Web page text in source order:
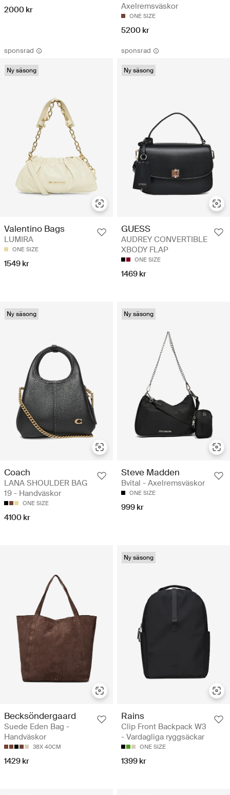
2000 kr
Axelremsväskor
ONE SIZE
5200 kr
sponsrad
Ny säsong
Valentino Bags
LUMIRA
ONE SIZE
1549 kr
sponsrad
Ny säsong
GUESS
AUDREY CONVERTIBLE
XBODY FLAP
ONE SIZE
1469 kr
Ny säsong
Coach
LANA SHOULDER BAG
19 - Handväskor
ONE SIZE
4100 kr
Ny säsong
Steve Madden
Bvital - Axelremsväskor
ONE SIZE
999 kr
Becksöndergaard
Suede Eden Bag -
Handväskor
38X 40CM
1429 kr
Ny säsong
Rains
Clip Front Backpack W3
- Vardagliga ryggsäckar
ONE SIZE
1399 kr